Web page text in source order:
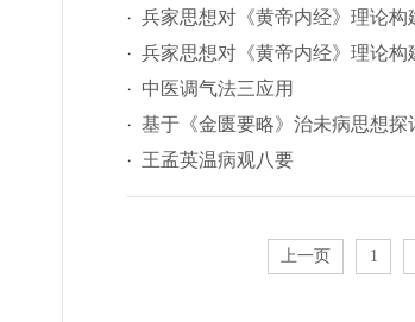
兵家思想对《黄帝内经》理论构
兵家思想对《黄帝内经》理论构
中医调气法三应用
基于《金匮要略》治未病思想探
王孟英温病观八要
上一页 1